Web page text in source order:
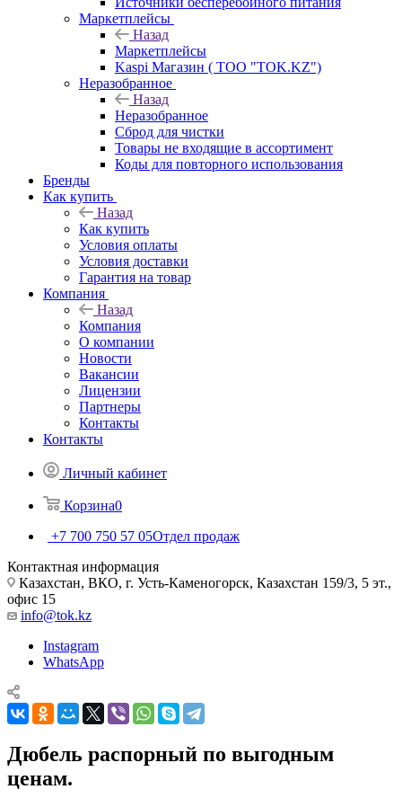
Маркетплейсы
Назад
Маркетплейсы
Kaspi Магазин ( ТОО "TOK.KZ")
Неразобранное
Назад
Неразобранное
Сброд для чистки
Товары не входящие в ассортимент
Коды для повторного использования
Бренды
Как купить
Назад
Как купить
Условия оплаты
Условия доставки
Гарантия на товар
Компания
Назад
Компания
О компании
Новости
Вакансии
Лицензии
Партнеры
Контакты
Контакты
Личный кабинет
Корзина0
+7 700 750 57 05Отдел продаж
Контактная информация
Казахстан, ВКО, г. Усть-Каменогорск, Казахстан 159/3, 5 эт.,
офис 15
info@tok.kz
Instagram
WhatsApp
Дюбель распорный по выгодным
ценам.